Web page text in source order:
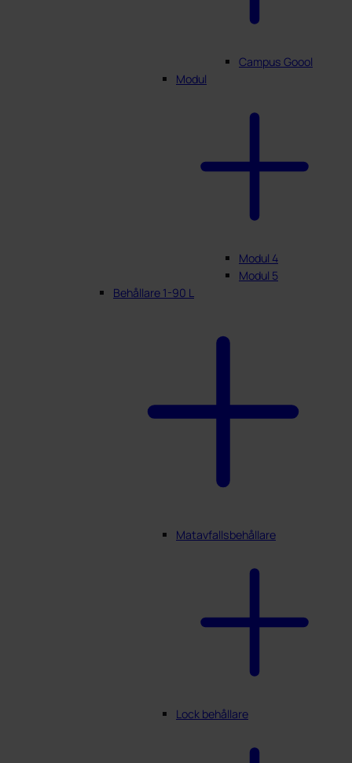
Campus Goool
Modul
Modul 4
Modul 5
Behållare 1-90 L
Matavfallsbehållare
Lock behållare